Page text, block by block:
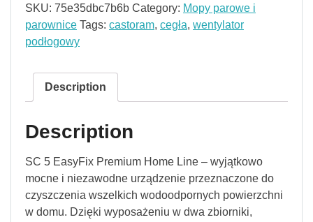
SKU: 75e35dbc7b6b Category: Mopy parowe i
parownice Tags: castoram, cegła, wentylator
podłogowy
Description
Description
SC 5 EasyFix Premium Home Line – wyjątkowo
mocne i niezawodne urządzenie przeznaczone do
czyszczenia wszelkich wodoodpornych powierzchni
w domu. Dzięki wyposażeniu w dwa zbiorniki,